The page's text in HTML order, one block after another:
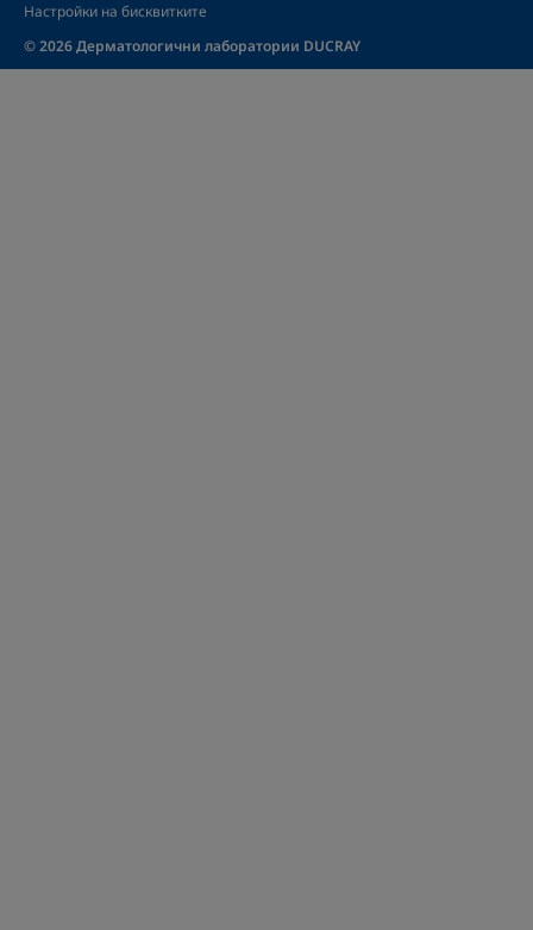
Настройки на бисквитките
© 2026 Дерматологични лаборатории DUCRAY